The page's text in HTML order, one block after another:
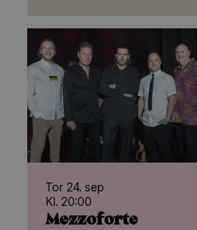
Tor 24. sep
Kl. 20:00
Mezzoforte